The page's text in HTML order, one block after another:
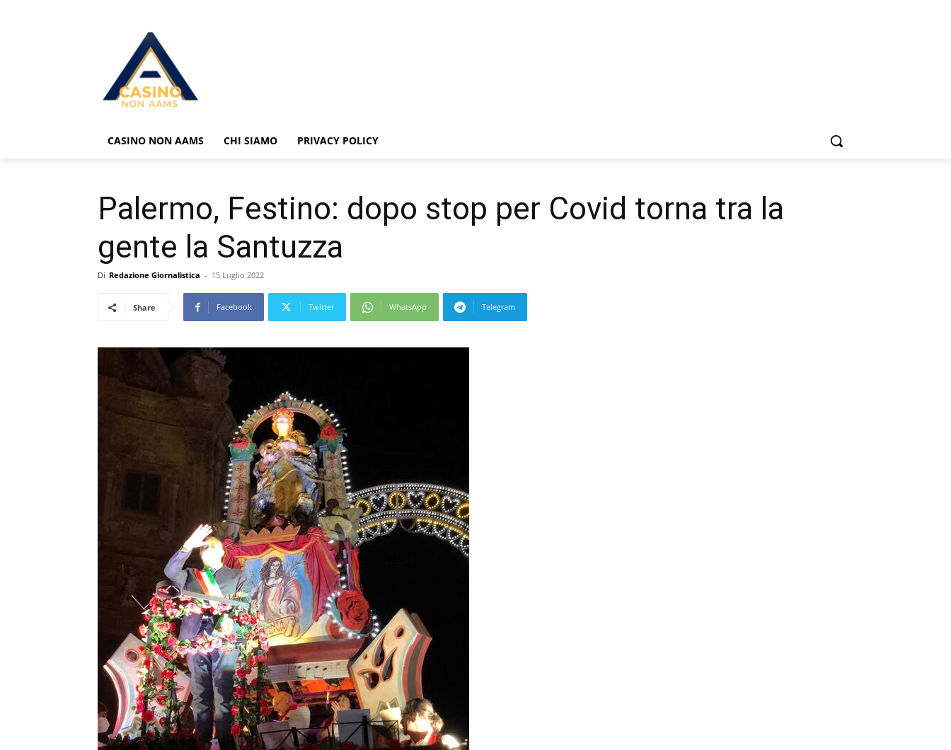
CASINO NON AAMS CHI SIAMO PRIVACY POLICY
Palermo, Festino: dopo stop per Covid torna tra la
gente la Santuzza
Di Redazione Giornalistica - 15 Luglio 2022
Share Facebook Twitter WhatsApp Telegram